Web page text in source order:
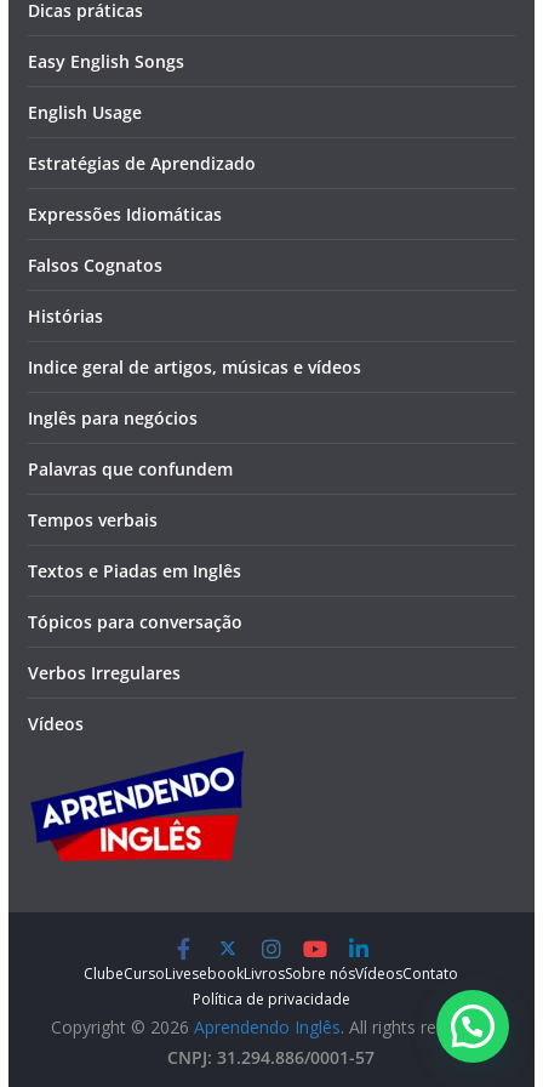
Dicas práticas
Easy English Songs
English Usage
Estratégias de Aprendizado
Expressões Idiomáticas
Falsos Cognatos
Histórias
Indice geral de artigos, músicas e vídeos
Inglês para negócios
Palavras que confundem
Tempos verbais
Textos e Piadas em Inglês
Tópicos para conversação
Verbos Irregulares
Vídeos
ClubeCursoLivesebookLivrosSobre nósVídeosContato
Política de privacidade
Copyright © 2026 Aprendendo Inglês. All rights reserved.
CNPJ: 31.294.886/0001-57